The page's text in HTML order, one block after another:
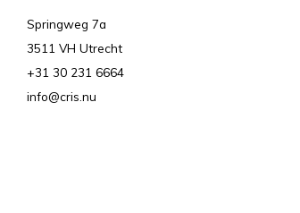
Springweg 7a
3511 VH Utrecht
+31 30 231 6664
info@cris.nu